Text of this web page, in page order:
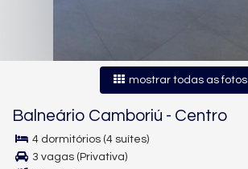
mostrar todas as fotos
Balneário Camboriú - Centro
4 dormitórios (4 suítes)
3 vagas (Privativa)